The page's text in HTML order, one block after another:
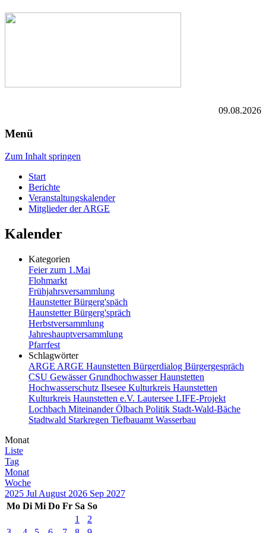
09.08.2026
Menü
Zum Inhalt springen
Start
Berichte
Veranstaltungskalender
Mitglieder der ARGE
Kalender
Kategorien
Feier zum 1.Mai
Flohmarkt
Frühjahrsversammlung
Haunstetter Bürgerg'späch
Haunstetter Bürgerg'spräch
Herbstversammlung
Jahreshauptversammlung
Pfarrfest
Schlagwörter
ARGE ARGE Haunstetten Bürgerdialog Bürgergespräch
CSU GewässerGrundhochwasserHaunstetten
Hochwasserschutz Ilsesee Kulturkreis Haunstetten
Kulturkreis Haunstetten e.V. Lautersee LIFE-Projekt
Lochbach MiteinanderÖlbach Politik Stadt-Wald-Bäche
Stadtwald Starkregen Tiefbauamt Wasserbau
Monat
Liste
Tag
Monat
Woche
2025 Jul August 2026 Sep 2027
Mo Di Mi Do Fr Sa So
1
2